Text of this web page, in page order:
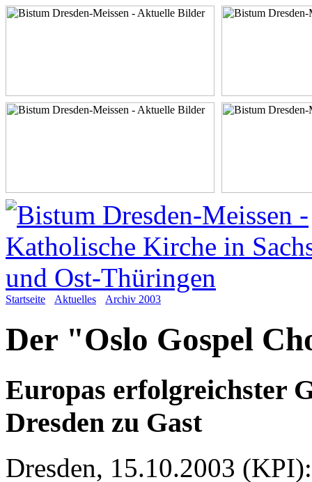
Startseite Aktuelles Archiv 2003
Der "Oslo Gospel
Europas erfolgreichster
Dresden zu Gast
Dresden, 15.10.2003